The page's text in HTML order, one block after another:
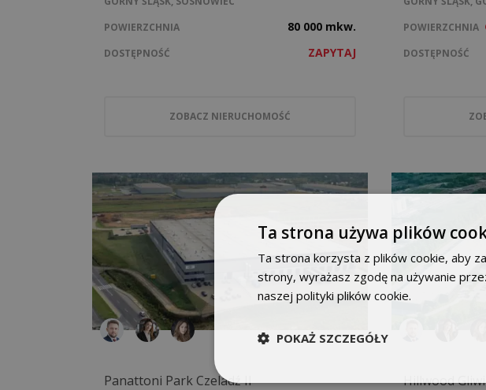
POWIERZCHNIA
80 000 mkw.
DOSTĘPNOŚĆ ZAPYTAJ
ZOBACZ NIERUCHOMOŚĆ
POWIERZCHNIA
DOSTĘPNOŚĆ
Panattoni Park Czeladź II Hillwood
Ta strona używa plików
Ta strona korzysta z plików cookie, aby
strony, wyrażasz zgodę na używanie
naszej polityki plików cookie.
POKAŻ SZCZEGÓŁY